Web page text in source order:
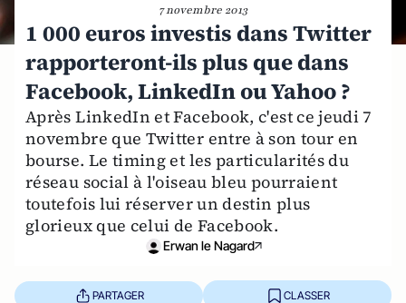
7 novembre 2013
1 000 euros investis dans Twitter
rapporteront-ils plus que dans
Facebook, LinkedIn ou Yahoo ?
Après LinkedIn et Facebook, c'est ce jeudi 7
novembre que Twitter entre à son tour en
bourse. Le timing et les particularités du
réseau social à l'oiseau bleu pourraient
toutefois lui réserver un destin plus
glorieux que celui de Facebook.
Erwan le Nagard
PARTAGER CLASSER